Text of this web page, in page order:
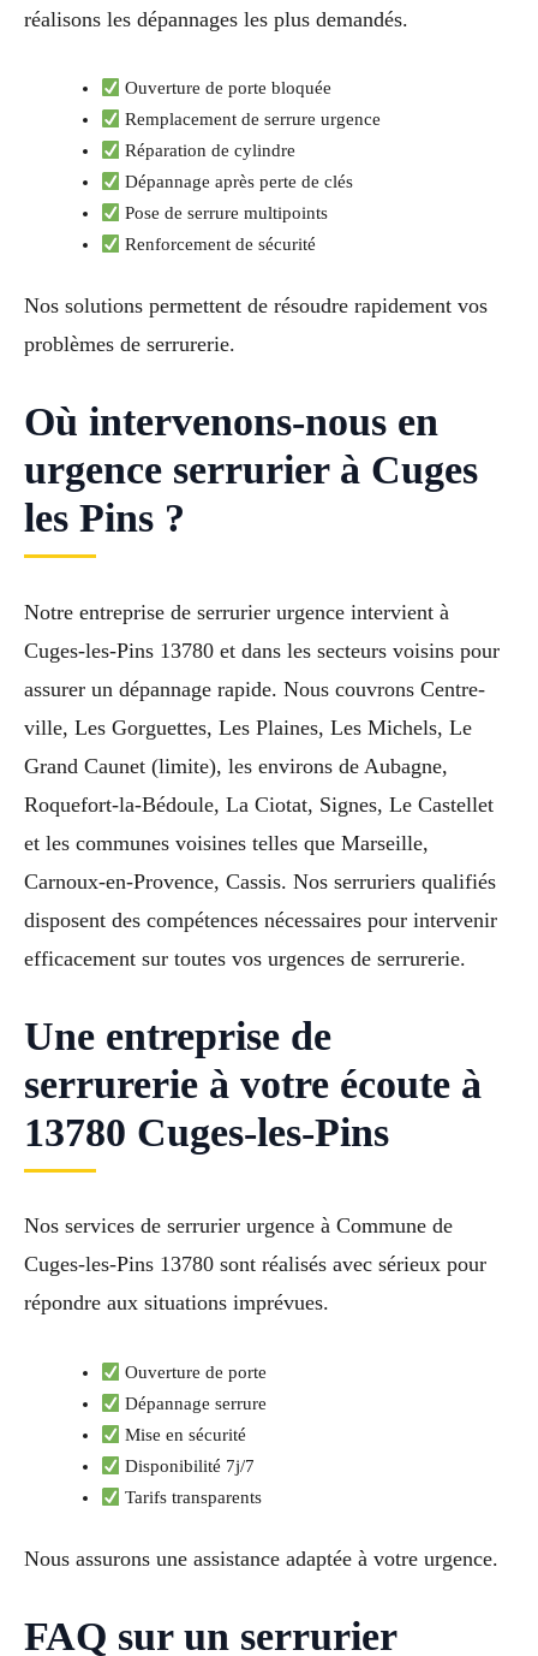
réalisons les dépannages les plus demandés.
Ouverture de porte bloquée
Remplacement de serrure urgence
Réparation de cylindre
Dépannage après perte de clés
Pose de serrure multipoints
Renforcement de sécurité
Nos solutions permettent de résoudre rapidement vos
problèmes de serrurerie.
Où intervenons-nous en
urgence serrurier à Cuges
les Pins ?
Notre entreprise de serrurier urgence intervient à
Cuges-les-Pins 13780 et dans les secteurs voisins pour
assurer un dépannage rapide. Nous couvrons Centre-
ville, Les Gorguettes, Les Plaines, Les Michels, Le
Grand Caunet (limite), les environs de Aubagne,
Roquefort-la-Bédoule, La Ciotat, Signes, Le Castellet
et les communes voisines telles que Marseille,
Carnoux-en-Provence, Cassis. Nos serruriers qualifiés
disposent des compétences nécessaires pour intervenir
efficacement sur toutes vos urgences de serrurerie.
Une entreprise de
serrurerie à votre écoute à
13780 Cuges-les-Pins
Nos services de serrurier urgence à Commune de
Cuges-les-Pins 13780 sont réalisés avec sérieux pour
répondre aux situations imprévues.
Ouverture de porte
Dépannage serrure
Mise en sécurité
Disponibilité 7j/7
Tarifs transparents
Nous assurons une assistance adaptée à votre urgence.
FAQ sur un serrurier